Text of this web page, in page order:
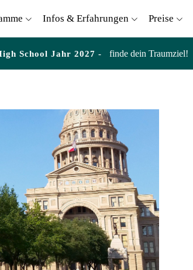
Infos & Erfahrungen Preise
School Jahr 2027 - finde dein Traumziel!